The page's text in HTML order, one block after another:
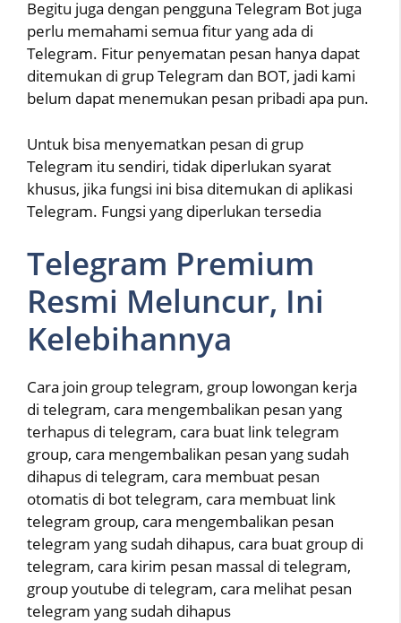
Begitu juga dengan pengguna Telegram Bot juga
perlu memahami semua fitur yang ada di
Telegram. Fitur penyematan pesan hanya dapat
ditemukan di grup Telegram dan BOT, jadi kami
belum dapat menemukan pesan pribadi apa pun.
Untuk bisa menyematkan pesan di grup
Telegram itu sendiri, tidak diperlukan syarat
khusus, jika fungsi ini bisa ditemukan di aplikasi
Telegram. Fungsi yang diperlukan tersedia
Telegram Premium
Resmi Meluncur, Ini
Kelebihannya
Cara join group telegram, group lowongan kerja
di telegram, cara mengembalikan pesan yang
terhapus di telegram, cara buat link telegram
group, cara mengembalikan pesan yang sudah
dihapus di telegram, cara membuat pesan
otomatis di bot telegram, cara membuat link
telegram group, cara mengembalikan pesan
telegram yang sudah dihapus, cara buat group di
telegram, cara kirim pesan massal di telegram,
group youtube di telegram, cara melihat pesan
telegram yang sudah dihapus